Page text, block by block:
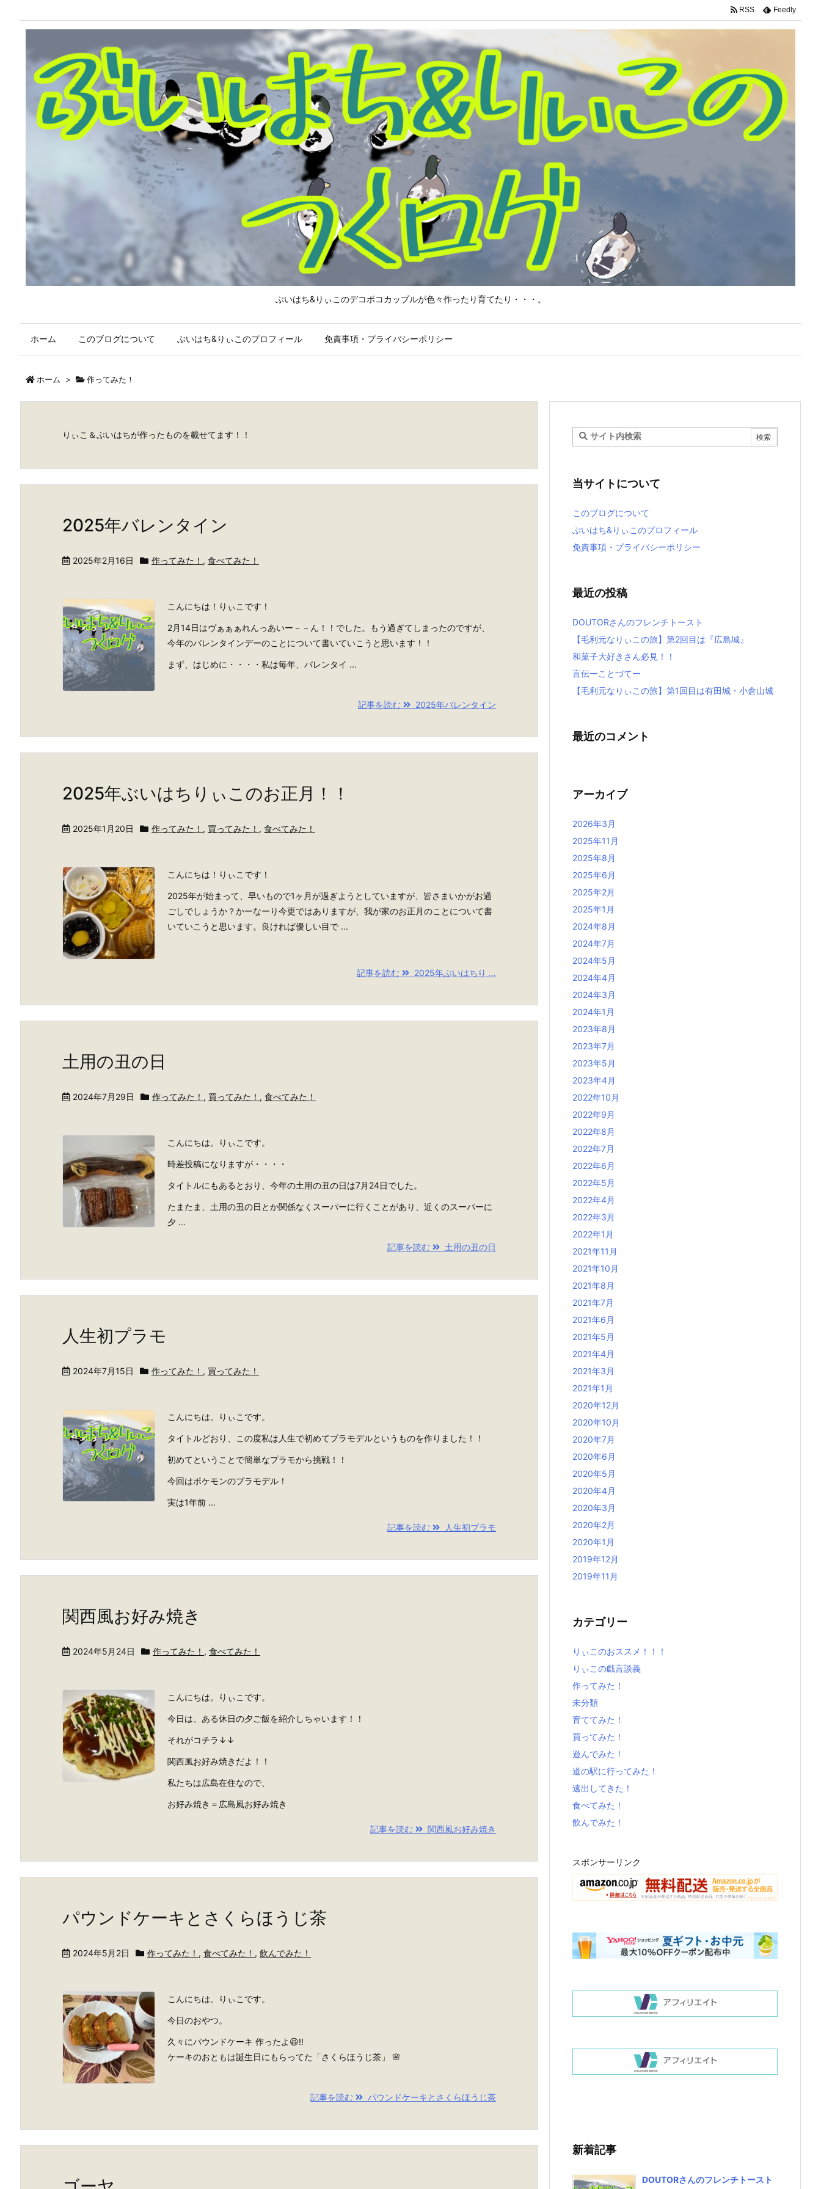
ぶいはち&りぃこのデコボコカップルが色々作ったり育てたり・・・。
ホーム このブログについて ぶいはち&りぃこのプロフィール 免責事項・プライバシーポリシー
RSS Feedly
ホーム > 作ってみた！
りぃこ＆ぶいはちが作ったものを載せてます！！
2025年バレンタイン
2025年2月16日 作ってみた！ , 食べてみた！
こんにちは！りぃこです！
2月14日はヴぁぁぁれんっあいー－－ん！！でした。もう過ぎてしまったのですが、
今年のバレンタインデーのことについて書いていこうと思います！！
まず、はじめに・・・・私は毎年、バレンタイ ...
記事を読む 2025年バレンタイン
2025年ぶいはちりぃこのお正月！！
2025年1月20日 作ってみた！ , 買ってみた！ , 食べてみた！
こんにちは！りぃこです！
2025年が始まって、早いもので1ヶ月が過ぎようとしていますが、皆さまいかがお過
ごしでしょうか？かーなーり今更ではありますが、我が家のお正月のことについて書
いていこうと思います。良ければ優しい目で ...
記事を読む 2025年ぶいはちり ...
土用の丑の日
2024年7月29日 作ってみた！ , 買ってみた！ , 食べてみた！
こんにちは。りぃこです。
時差投稿になりますが・・・・
タイトルにもあるとおり、今年の土用の丑の日は7月24日でした。
たまたま、土用の丑の日とか関係なくスーパーに行くことがあり、近くのスーパーに
夕 ...
記事を読む 土用の丑の日
人生初プラモ
2024年7月15日 作ってみた！ , 買ってみた！
こんにちは。りぃこです。
タイトルどおり、この度私は人生で初めてプラモデルというものを作りました！！
初めてということで簡単なプラモから挑戦！！
今回はポケモンのプラモデル！
実は1年前 ...
記事を読む 人生初プラモ
関西風お好み焼き
2024年5月24日 作ってみた！ , 食べてみた！
こんにちは。りぃこです。
今日は、ある休日の夕ご飯を紹介しちゃいます！！
それがコチラ↓↓
関西風お好み焼きだよ！！
私たちは広島在住なので、
お好み焼き＝広島風お好み焼き
記事を読む 関西風お好み焼き
パウンドケーキとさくらほうじ茶
2024年5月2日 作ってみた！ , 食べてみた！ , 飲んでみた！
こんにちは。りぃこです。
今日のおやつ。
久々にパウンドケーキ 作ったよ😆‼️
ケーキのおともは誕生日にもらってた「さくらほうじ茶」 🌸
記事を読む パウンドケーキとさくらほうじ茶
当サイトについて
このブログについて
ぶいはち&りぃこのプロフィール
免責事項・プライバシーポリシー
最近の投稿
DOUTORさんのフレンチトースト
【毛利元なりぃこの旅】第2回目は『広島城』
和菓子大好きさん必見！！
言伝ーことづてー
【毛利元なりぃこの旅】第1回目は有田城・小倉山城
最近のコメント
アーカイブ
2026年3月
2025年11月
2025年8月
2025年6月
2025年2月
2025年1月
2024年8月
2024年7月
2024年5月
2024年4月
2024年3月
2024年1月
2023年8月
2023年7月
2023年5月
2023年4月
2022年10月
2022年9月
2022年8月
2022年7月
2022年6月
2022年5月
2022年4月
2022年3月
2022年1月
2021年11月
2021年10月
2021年8月
2021年7月
2021年6月
2021年5月
2021年4月
2021年3月
2021年1月
2020年12月
2020年10月
2020年7月
2020年6月
2020年5月
2020年4月
2020年3月
2020年2月
2020年1月
2019年12月
2019年11月
カテゴリー
りぃこのおススメ！！！
りぃこの戯言談義
作ってみた！
未分類
育ててみた！
買ってみた！
遊んでみた！
道の駅に行ってみた！
遠出してきた！
食べてみた！
飲んでみた！
スポンサーリンク
新着記事
DOUTORさんのフレンチトースト